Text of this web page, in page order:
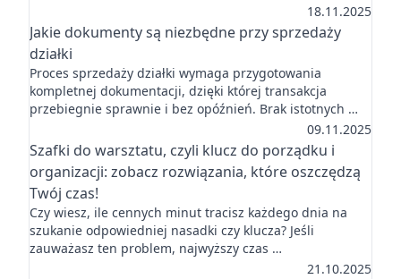
18.11.2025
Jakie dokumenty są niezbędne przy sprzedaży
działki
Proces sprzedaży działki wymaga przygotowania
kompletnej dokumentacji, dzięki której transakcja
przebiegnie sprawnie i bez opóźnień. Brak istotnych …
09.11.2025
Szafki do warsztatu, czyli klucz do porządku i
organizacji: zobacz rozwiązania, które oszczędzą
Twój czas!
Czy wiesz, ile cennych minut tracisz każdego dnia na
szukanie odpowiedniej nasadki czy klucza? Jeśli
zauważasz ten problem, najwyższy czas …
21.10.2025